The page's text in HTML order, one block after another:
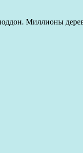
Миллионы